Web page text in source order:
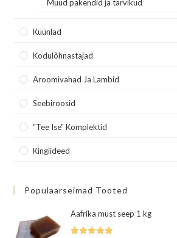
Muud pakendid ja tarvikud
Küünlad
Kodulõhnastajad
Aroomivahad Ja Lambid
Seebiroosid
"Tee Ise" Komplektid
Kingiideed
Populaarseimad Tooted
Aafrika must seep 1 kg